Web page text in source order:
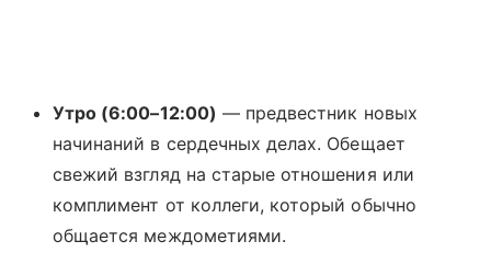
Утро (6:00–12:00) — предвестник новых
начинаний в сердечных делах. Обещает
свежий взгляд на старые отношения или
комплимент от коллеги, который обычно
общается междометиями.